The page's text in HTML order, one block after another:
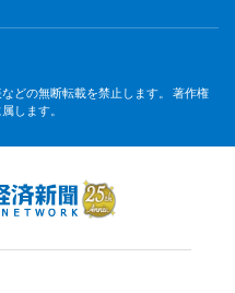
どの無断転載を禁止します。 著作権
します。